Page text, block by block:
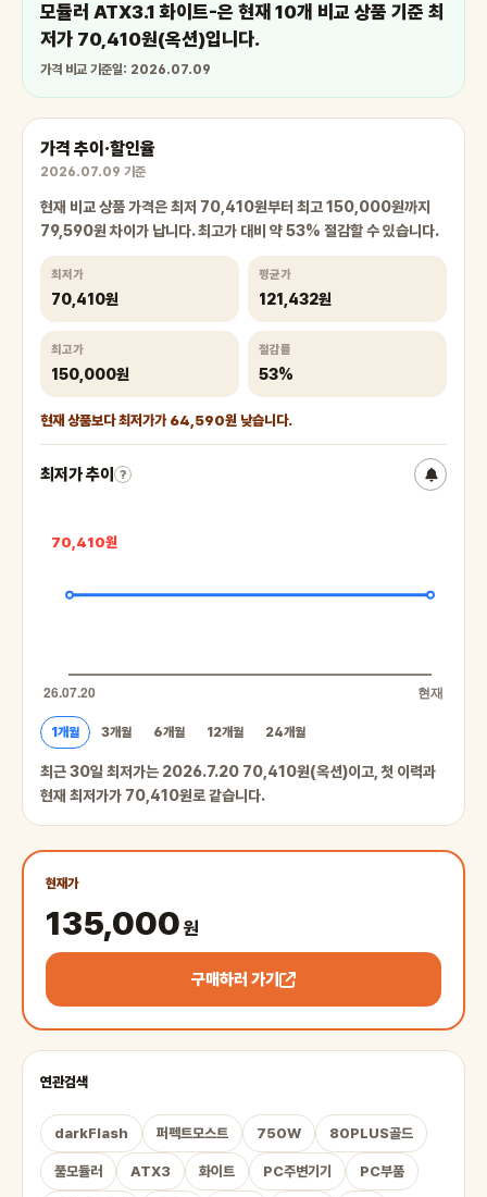
모듈러 ATX3.1 화이트-은 현재 10개 비교 상품 기준 최
저가 70,410원(옥션)입니다.
가격 비교 기준일: 2026.07.09
가격 추이·할인율
2026.07.09 기준
현재 비교 상품 가격은 최저 70,410원부터 최고 150,000원까지
79,590원 차이가 납니다. 최고가 대비 약 53% 절감할 수 있습니다.
최저가
70,410원
평균가
121,432원
최고가
150,000원
절감률
53%
현재 상품보다 최저가가 64,590원 낮습니다.
최저가 추이 ?
70,410원
1개월 3개월 6개월 12개월 24개월
최근 30일 최저가는 2026.7.20 70,410원(옥션)이고, 첫 이력과
현재 최저가가 70,410원로 같습니다.
현재가
135,000원
구매하러 가기
연관검색
darkFlash 퍼펙트모스트 750W 80PLUS골드
풀모듈러 ATX3 화이트 PC주변기기 PC부품